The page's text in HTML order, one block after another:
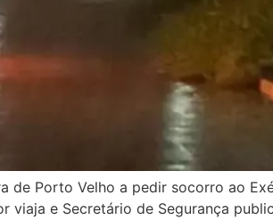
de Porto Velho a pedir socorro ao
viaja e Secretário de Segurança